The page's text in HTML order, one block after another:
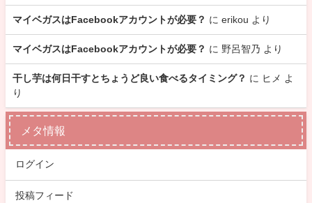
マイベガスはFacebookアカウントが必要？ に erikou より
マイベガスはFacebookアカウントが必要？ に 野呂智乃 より
干し芋は何日干すとちょうど良い食べるタイミング？ に ヒメ
よ
り
メタ情報
ログイン
投稿フィード